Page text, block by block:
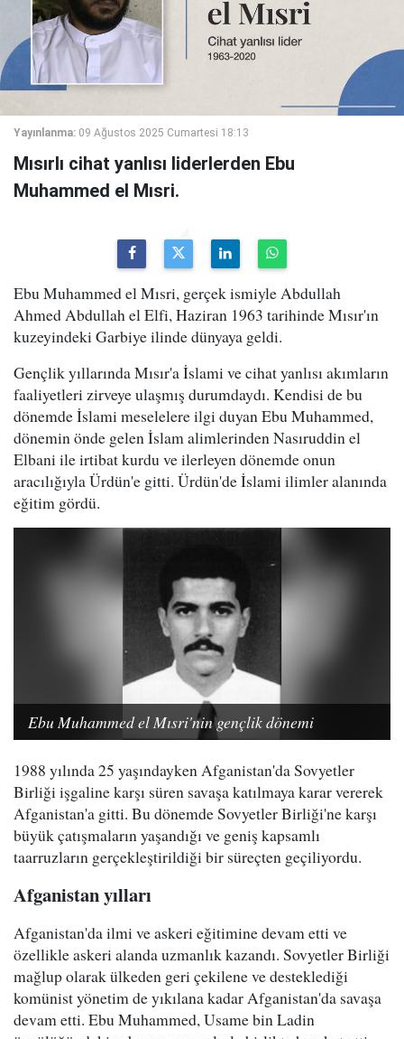
Yayınlanma: 09 Ağustos 2025 Cumartesi 18:13
Mısırlı cihat yanlısı liderlerden Ebu
Muhammed el Mısri.
Ebu Muhammed el Mısri, gerçek ismiyle Abdullah
Ahmed Abdullah el Elfi, Haziran 1963 tarihinde Mısır'ın
kuzeyindeki Garbiye ilinde dünyaya geldi.
Gençlik yıllarında Mısır'a İslami ve cihat yanlısı akımların
faaliyetleri zirveye ulaşmış durumdaydı. Kendisi de bu
dönemde İslami meselelere ilgi duyan Ebu Muhammed,
dönemin önde gelen İslam alimlerinden Nasıruddin el
Elbani ile irtibat kurdu ve ilerleyen dönemde onun
aracılığıyla Ürdün'e gitti. Ürdün'de İslami ilimler alanında
eğitim gördü.
Ebu Muhammed el Mısri'nin gençlik dönemi
1988 yılında 25 yaşındayken Afganistan'da Sovyetler
Birliği işgaline karşı süren savaşa katılmaya karar vererek
Afganistan'a gitti. Bu dönemde Sovyetler Birliği'ne karşı
büyük çatışmaların yaşandığı ve geniş kapsamlı
taarruzların gerçekleştirildiği bir süreçten geçiliyordu.
Afganistan yılları
Afganistan'da ilmi ve askeri eğitimine devam etti ve
özellikle askeri alanda uzmanlık kazandı. Sovyetler Birliği
mağlup olarak ülkeden geri çekilene ve desteklediği
komünist yönetim de yıkılana kadar Afganistan'da savaşa
devam etti. Ebu Muhammed, Usame bin Ladin